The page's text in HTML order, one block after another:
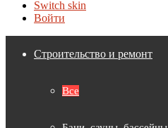
Switch skin
Войти
Строительство и ремонт
Все